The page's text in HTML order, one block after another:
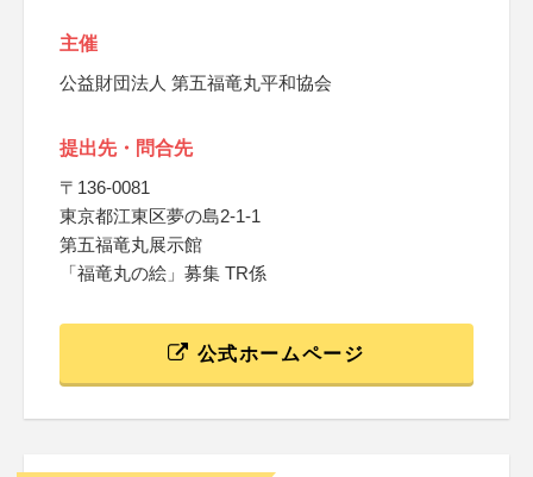
主催
公益財団法人 第五福竜丸平和協会
提出先・問合先
〒136-0081
東京都江東区夢の島2-1-1
第五福竜丸展示館
「福竜丸の絵」募集 TR係
公式ホームページ